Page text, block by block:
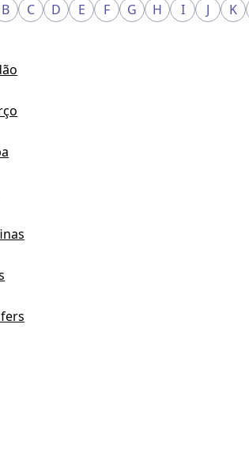
B C D E F G H I J K